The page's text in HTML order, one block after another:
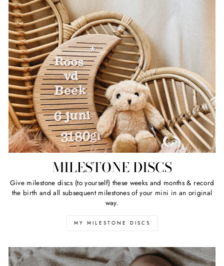
MILESTONE DISCS
Give milestone discs (to yourself) these weeks and months & record
the birth and all subsequent milestones of your mini in an original
way.
MY MILESTONE DISCS